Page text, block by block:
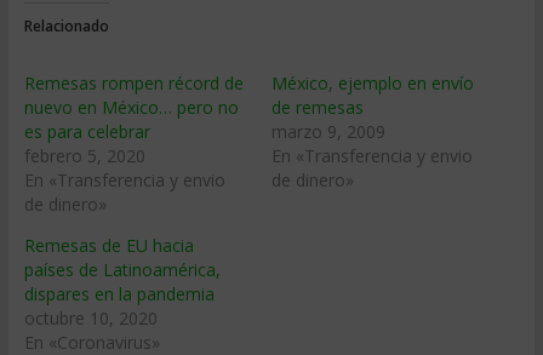
Relacionado
Remesas rompen récord de
nuevo en México… pero no
es para celebrar
febrero 5, 2020
En «Transferencia y envio
de dinero»
México, ejemplo en enví­o
de remesas
marzo 9, 2009
En «Transferencia y envio
de dinero»
Remesas de EU hacia
países de Latinoamérica,
dispares en la pandemia
octubre 10, 2020
En «Coronavirus»